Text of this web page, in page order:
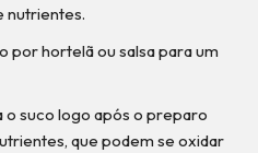
nutrientes.
por hortelã ou salsa para um
o suco logo após o preparo
que podem se oxidar